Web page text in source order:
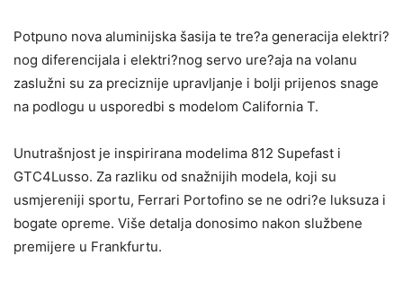
Potpuno nova aluminijska šasija te tre?a generacija elektri?
nog diferencijala i elektri?nog servo ure?aja na volanu
zaslužni su za preciznije upravljanje i bolji prijenos snage
na podlogu u usporedbi s modelom California T.
Unutrašnjost je inspirirana modelima 812 Supefast i
GTC4Lusso. Za razliku od snažnijih modela, koji su
usmjereniji sportu, Ferrari Portofino se ne odri?e luksuza i
bogate opreme. Više detalja donosimo nakon službene
premijere u Frankfurtu.